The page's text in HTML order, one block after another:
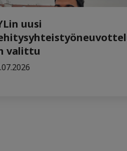
uusi
valittu